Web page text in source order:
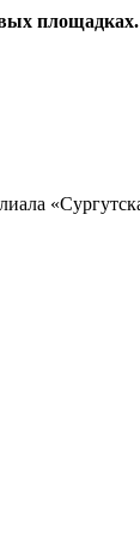
площадках.